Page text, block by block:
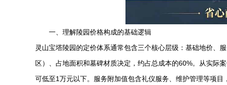
一、理解陵园价格构成的基础逻辑
灵山宝塔陵园的定价体系通常包含三个核心层级：基础地价、
区）、占地面积和墓碑材质决定，约占总成本的60%。从实际
可低至1万元以下。服务附加值包含礼仪服务、维护管理等项